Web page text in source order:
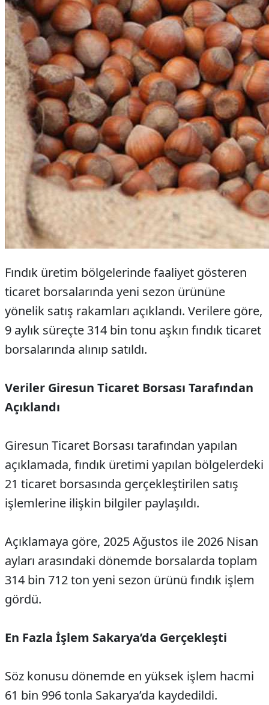
Fındık üretim bölgelerinde faaliyet gösteren
ticaret borsalarında yeni sezon ürününe
yönelik satış rakamları açıklandı. Verilere göre,
9 aylık süreçte 314 bin tonu aşkın fındık ticaret
borsalarında alınıp satıldı.
Veriler Giresun Ticaret Borsası Tarafından
Açıklandı
Giresun Ticaret Borsası tarafından yapılan
açıklamada, fındık üretimi yapılan bölgelerdeki
21 ticaret borsasında gerçekleştirilen satış
işlemlerine ilişkin bilgiler paylaşıldı.
Açıklamaya göre, 2025 Ağustos ile 2026 Nisan
ayları arasındaki dönemde borsalarda toplam
314 bin 712 ton yeni sezon ürünü fındık işlem
gördü.
En Fazla İşlem Sakarya’da Gerçekleşti
Söz konusu dönemde en yüksek işlem hacmi
61 bin 996 tonla Sakarya’da kaydedildi.